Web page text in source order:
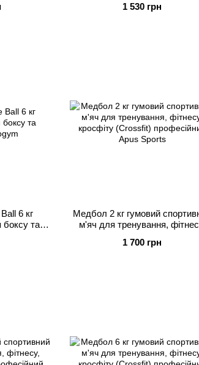
1 530 грн
6 кг
та
Медбол 2 кг гумовий
м'яч для тренування,
Apus Sports
1 700 грн